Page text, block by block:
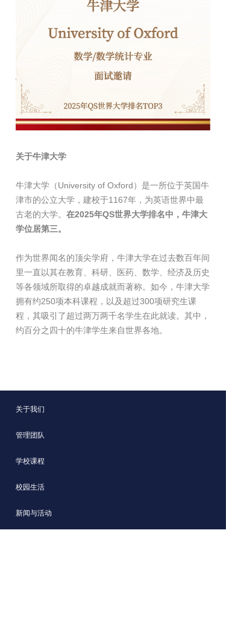
关于牛津大学
牛津大学（University of Oxford）是一所位于英国牛
津市的公立大学，建校于1167年，为英语世界中最
古老的大学。 在2025年QS世界大学排名中，牛津大
学位居第三。
作为世界闻名的顶尖学府，牛津大学在过去数百年间
里一直以其在教育、科研、医药、数学、经济及历史
等各领域所取得的卓越成就而著称。如今，牛津大学
拥有约250项本科课程，以及超过300项研究生课
程，其吸引了超过两万两千名学生在此就读。其中，
约百分之四十的牛津学生来自世界各地。
关于我们
管理团队
学校课程
校园生活
新闻与活动